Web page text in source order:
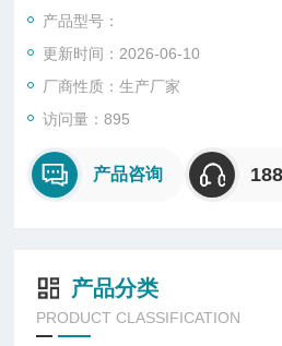
产品型号：
更新时间：2026-06-10
厂商性质：生产厂家
访问量：895
产品咨询
产品分类
PRODUCT CLASSIFICATION